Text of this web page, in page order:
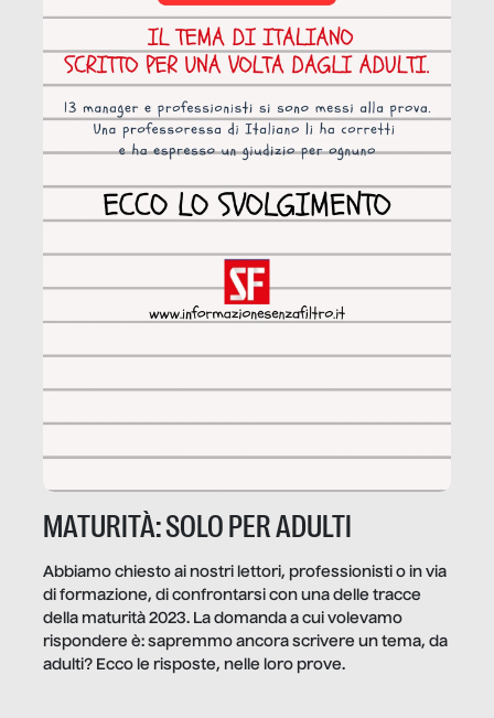
MATURITÀ: SOLO PER ADULTI
Abbiamo chiesto ai nostri lettori, professionisti o in via
di formazione, di confrontarsi con una delle tracce
della maturità 2023. La domanda a cui volevamo
rispondere è: sapremmo ancora scrivere un tema, da
adulti? Ecco le risposte, nelle loro prove.